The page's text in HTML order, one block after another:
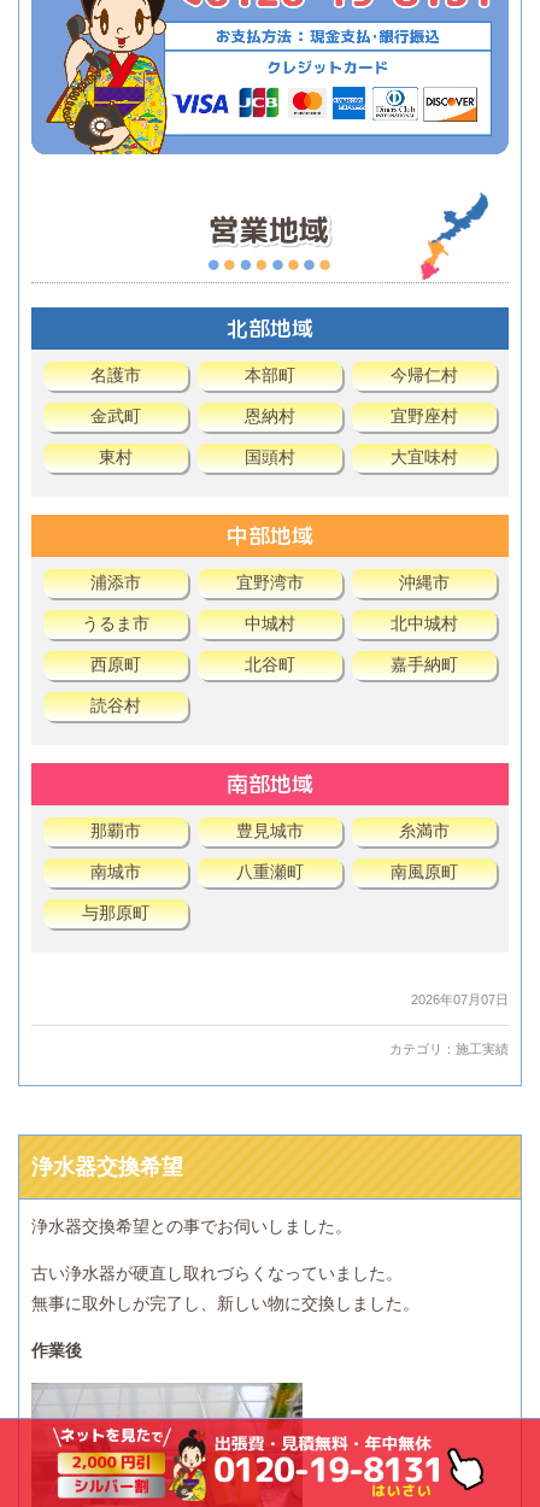
北部地域
名護市 本部町 今帰仁村
金武町 恩納村 宜野座村
東村 国頭村 大宜味村
中部地域
浦添市 宜野湾市 沖縄市
うるま市 中城村 北中城村
西原町 北谷町 嘉手納町
読谷村
南部地域
那覇市 豊見城市 糸満市
南城市 八重瀬町 南風原町
与那原町
2026年07月07日
カテゴリ： 施工実績
浄水器交換希望
浄水器交換希望との事でお伺いしました。
古い浄水器が硬直し取れづらくなっていました。
無事に取外しが完了し、新しい物に交換しました。
作業後